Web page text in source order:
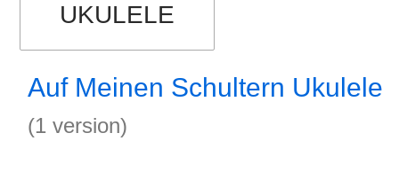
UKULELE
Auf Meinen Schultern Ukulele
(1 version)